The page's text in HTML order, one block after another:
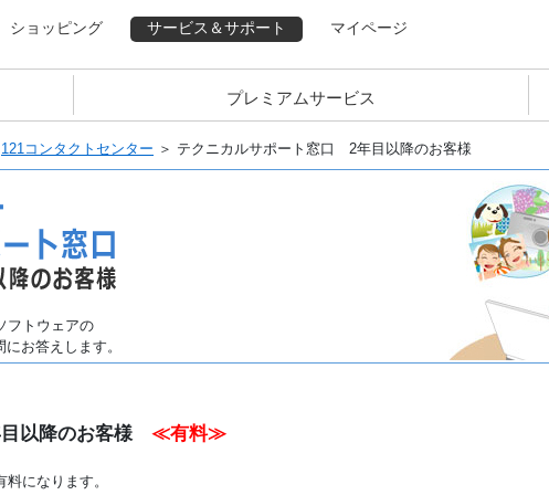
ショッピング サービス＆サポート マイページ
プレミアムサービス
121コンタクトセンター ＞ テクニカルサポート窓口 2年目以降のお客様
フトウェアの
お答えします。
以降のお客様 ≪有料≫
になります。